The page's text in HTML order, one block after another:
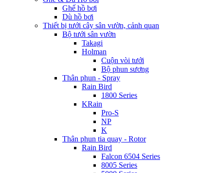
Ghế hồ bơi
Dù hồ bơi
Thiết bị tưới cây sân vườn, cảnh quan
Bộ tưới sân vườn
Takagi
Holman
Cuộn vòi tưới
Bộ phun sương
Thân phun - Spray
Rain Bird
1800 Series
KRain
Pro-S
NP
K
Thân phun tia quay - Rotor
Rain Bird
Falcon 6504 Series
8005 Series